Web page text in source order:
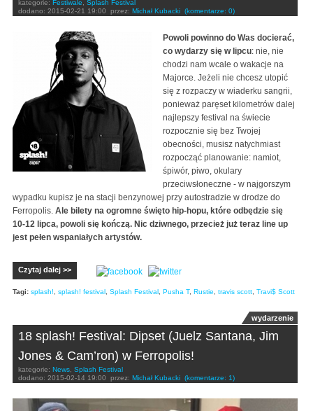
kategorie: Festiwale, Splash Festival
dodano: 2015-02-21 19:00 przez: Michał Kubacki (komentarze: 0)
Powoli powinno do Was docierać,
co wydarzy się w lipcu: nie, nie
chodzi nam wcale o wakacje na
Majorce. Jeżeli nie chcesz utopić
się z rozpaczy w wiaderku sangrii,
ponieważ paręset kilometrów dalej
najlepszy festival na świecie
rozpocznie się bez Twojej
obecności, musisz natychmiast
rozpocząć planowanie: namiot,
śpiwór, piwo, okulary
przeciwsłoneczne - w najgorszym
wypadku kupisz je na stacji benzynowej przy autostradzie w drodze do
Ferropolis. Ale bilety na ogromne święto hip-hopu, które odbędzie się
10-12 lipca, powoli się kończą. Nic dziwnego, przecież już teraz line up
jest pełen wspaniałych artystów.
Czytaj dalej >>
Tagi: splash!, splash! festival , Splash Festival , Pusha T, Rustie, travis scott, Travi$ Scott
wydarzenie
18 splash! Festival: Dipset (Juelz Santana, Jim
Jones & Cam’ron) w Ferropolis!
kategorie: News, Splash Festival
dodano: 2015-02-14 19:00 przez: Michał Kubacki (komentarze: 1)